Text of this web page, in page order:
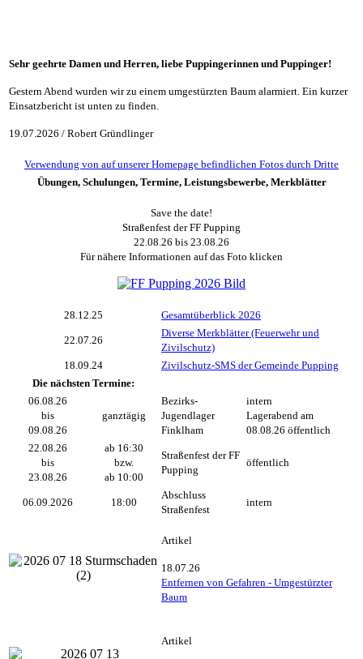
Sehr geehrte Damen und Herren, liebe Puppingerinnen und Puppinger!
Gestern Abend wurden wir zu einem umgestürzten Baum alarmiert. Ein kurzer
Einsatzbericht ist unten zu finden.
19.07.2026 / Robert Gründlinger
Verwendung von auf unserer Homepage befindlichen Fotos durch Dritte
Übungen, Schulungen, Termine, Leistungsbewerbe, Merkblätter
Save the date!
Straßenfest der FF Pupping
22.08.26 bis 23.08.26
Für nähere Informationen auf das Foto klicken
28.12.25 Gesamtüberblick 2026
22.07.26
Diverse Merkblätter (Feuerwehr und
Zivilschutz)
18.09.24
Zivilschutz-SMS der Gemeinde Pupping
Die nächsten Termine:
06.08.26
bis
09.08.26
ganztägig
Bezirks-
Jugendlager
Finklham
intern
Lagerabend am
08.08.26 öffentlich
22.08.26
bis
23.08.26
ab 16:30
bzw.
ab 10:00
Straßenfest der FF
Pupping
öffentlich
06.09.2026 18:00
Abschluss
Straßenfest
intern
Artikel
18.07.26
Entfernen von Gefahren - Umgestürzter
Baum
Artikel